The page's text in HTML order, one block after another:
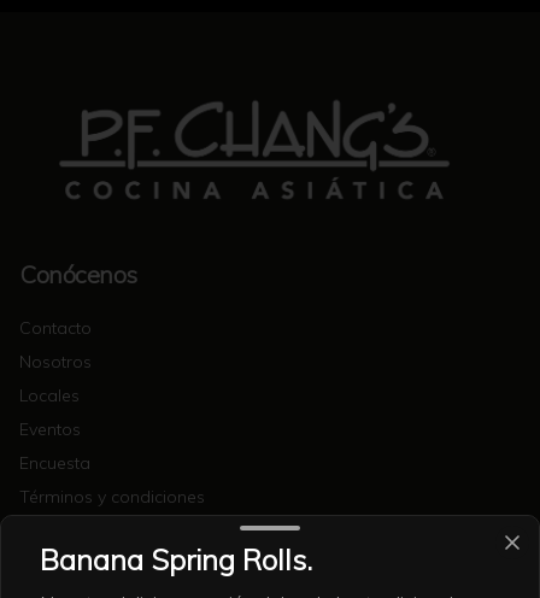
Conócenos
Contacto
Nosotros
Locales
Eventos
Encuesta
Términos y condiciones
Redes sociales
Banana Spring Rolls.